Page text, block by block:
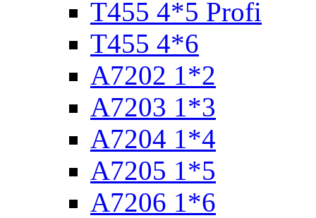
T455 4*5 Profi
T455 4*6
А7202 1*2
А7203 1*3
А7204 1*4
А7205 1*5
А7206 1*6